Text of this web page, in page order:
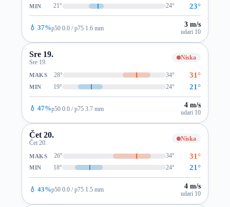
MIN 21° 24° 23°
💧 37%p50 0.0 / p75 1.6 mm 3 m/s
udari 10
Sre 19.
Sre 19.
Niska
MAKS 28° 34° 31°
MIN 19° 24° 21°
💧 47%p50 0.0 / p75 3.7 mm 4 m/s
udari 10
Čet 20.
Čet 20.
Niska
MAKS 26° 34° 31°
MIN 18° 24° 21°
💧 43%p50 0.0 / p75 1.5 mm 4 m/s
udari 10